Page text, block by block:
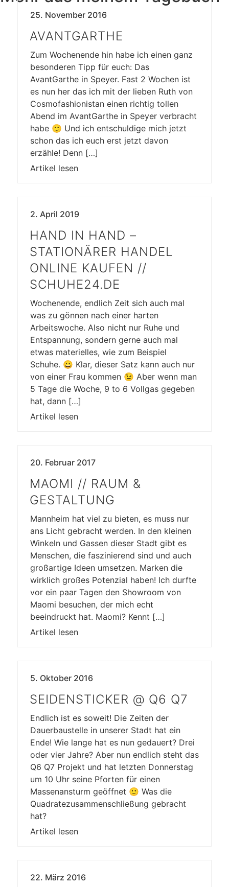
25. November 2016
AVANTGARTHE
Zum Wochenende hin habe ich einen ganz
besonderen Tipp für euch: Das
AvantGarthe in Speyer. Fast 2 Wochen ist
es nun her das ich mit der lieben Ruth von
Cosmofashionistan einen richtig tollen
Abend im AvantGarthe in Speyer verbracht
habe 🙂 Und ich entschuldige mich jetzt
schon das ich euch erst jetzt davon
erzähle! Denn […]
Artikel lesen
2. April 2019
HAND IN HAND –
STATIONÄRER HANDEL
ONLINE KAUFEN //
SCHUHE24.DE
Wochenende, endlich Zeit sich auch mal
was zu gönnen nach einer harten
Arbeitswoche. Also nicht nur Ruhe und
Entspannung, sondern gerne auch mal
etwas materielles, wie zum Beispiel
Schuhe. 😀 Klar, dieser Satz kann auch nur
von einer Frau kommen 😉 Aber wenn man
5 Tage die Woche, 9 to 6 Vollgas gegeben
hat, dann […]
Artikel lesen
20. Februar 2017
MAOMI // RAUM &
GESTALTUNG
Mannheim hat viel zu bieten, es muss nur
ans Licht gebracht werden. In den kleinen
Winkeln und Gassen dieser Stadt gibt es
Menschen, die faszinierend sind und auch
großartige Ideen umsetzen. Marken die
wirklich großes Potenzial haben! Ich durfte
vor ein paar Tagen den Showroom von
Maomi besuchen, der mich echt
beeindruckt hat. Maomi? Kennt […]
Artikel lesen
5. Oktober 2016
SEIDENSTICKER @ Q6 Q7
Endlich ist es soweit! Die Zeiten der
Dauerbaustelle in unserer Stadt hat ein
Ende! Wie lange hat es nun gedauert? Drei
oder vier Jahre? Aber nun endlich steht das
Q6 Q7 Projekt und hat letzten Donnerstag
um 10 Uhr seine Pforten für einen
Massenansturm geöffnet 🙂 Was die
Quadratezusammenschließung gebracht
hat?
Artikel lesen
22. März 2016